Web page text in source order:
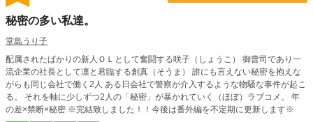
なろう エブリスタでも公開
秘密の多い私達。
堂島うり子
配属されたばかりの新人ＯＬとして奮闘する咲子（しょうこ） 御曹司であり一
流企業の社長として凛と君臨する創真（そうま） 誰にも言えない秘密を抱えな
がらも同じ会社で働く2人 ある日会社で警察が介入するような物騒な事件が起こ
る。 それを軸に少しずつ2人の「秘密」が暴かれていく（ほぼ）ラブコメ。 年
の差×禁断×秘密 ※完結致しました！！今後は番外編を不定期に更新します※